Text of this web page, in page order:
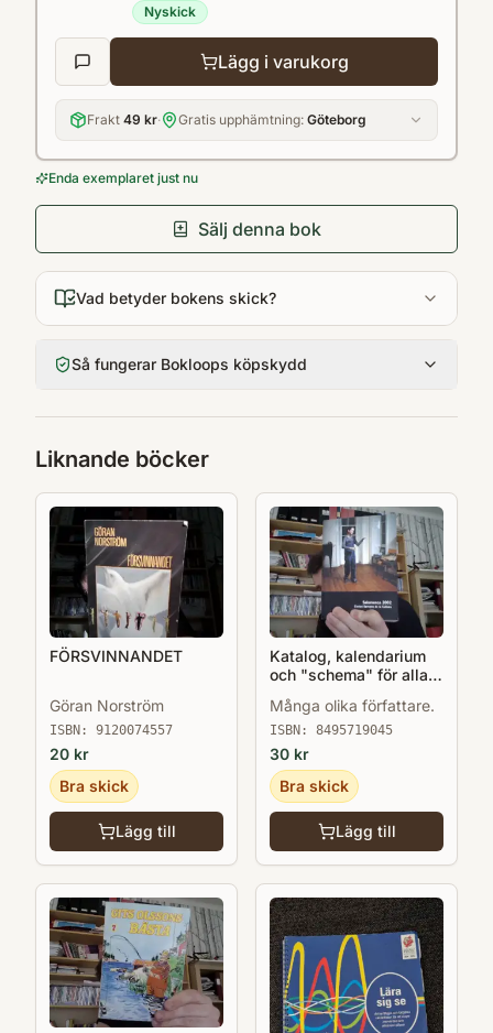
oförutsägbarhet.[Bokinfo]
Nyskick
Lägg i varukorg
Frakt 49 kr· Gratis upphämtning: Göteborg
Enda exemplaret just nu
Sälj denna bok
Vad betyder bokens skick?
Så fungerar Bokloops köpskydd
Liknande böcker
FÖRSVINNANDET
Göran Norström
ISBN: 9120074557
20 kr
Bra skick
Lägg till
Katalog, kalendarium
och "schema" för alla
Salamanca 2002 när
Salamanca var EU:s
kulturhuvudstad.
Många olika författare.
ISBN: 8495719045
30 kr
Bra skick
Lägg till